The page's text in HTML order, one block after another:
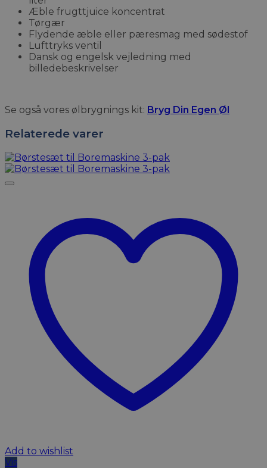
Æble frugttjuice koncentrat
Tørgær
Flydende æble eller pæresmag med sødestof
Lufttryks ventil
Dansk og engelsk vejledning med
billedebeskrivelser
Se også vores ølbrygnings kit: Bryg Din Egen Øl
Relaterede varer
Add to wishlist
Vis